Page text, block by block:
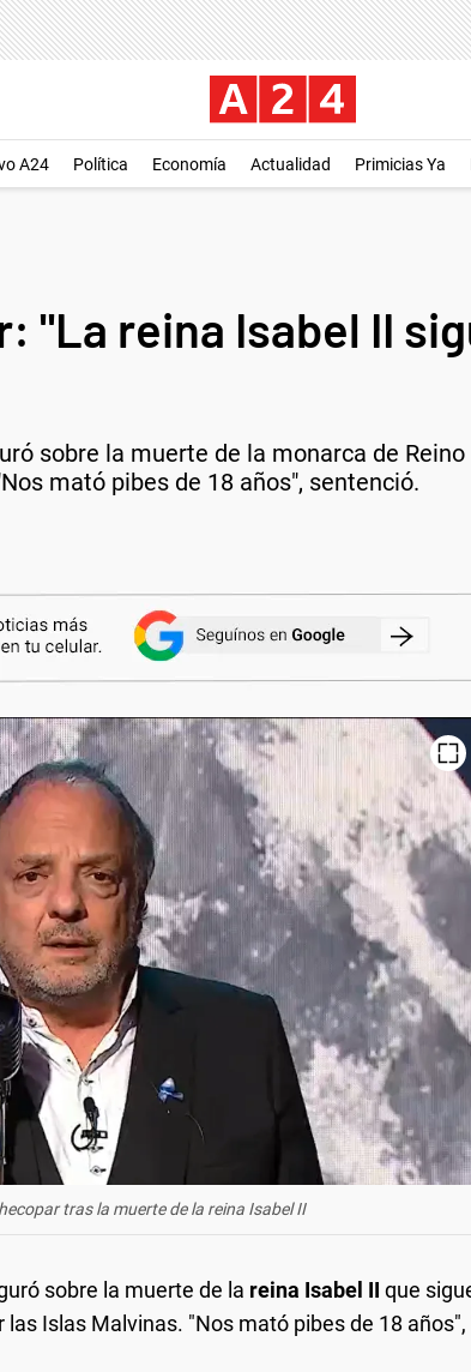
A24 Política Economía Actualidad Primicias Ya
"La reina Isabel II
sobre la muerte de la monarca de
mató pibes de 18 años", sentenció.
tras la muerte de la reina Isabel II
sobre la muerte de la reina Isabel II que
Islas Malvinas. "Nos mató pibes de 18 años",